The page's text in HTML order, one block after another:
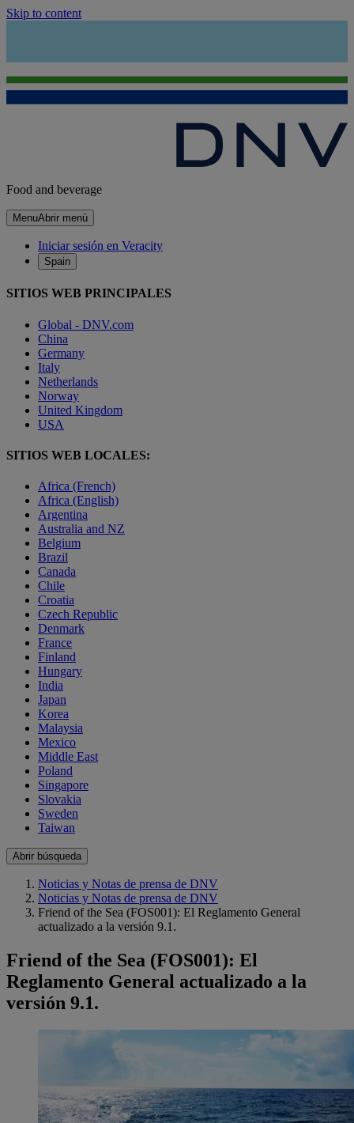
Skip to content
Food and beverage
MenuAbrir menú
Iniciar sesión en Veracity
Spain
SITIOS WEB PRINCIPALES
Global - DNV.com
China
Germany
Italy
Netherlands
Norway
United Kingdom
USA
SITIOS WEB LOCALES:
Africa (French)
Africa (English)
Argentina
Australia and NZ
Belgium
Brazil
Canada
Chile
Croatia
Czech Republic
Denmark
France
Finland
Hungary
India
Japan
Korea
Malaysia
Mexico
Middle East
Poland
Singapore
Slovakia
Sweden
Taiwan
Abrir búsqueda
Noticias y Notas de prensa de DNV
Noticias y Notas de prensa de DNV
Friend of the Sea (FOS001): El Reglamento General
actualizado a la versión 9.1.
Friend of the Sea (FOS001): El
Reglamento General actualizado a la
versión 9.1.